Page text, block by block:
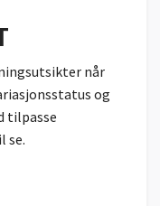
når
og
tilpasse
se.